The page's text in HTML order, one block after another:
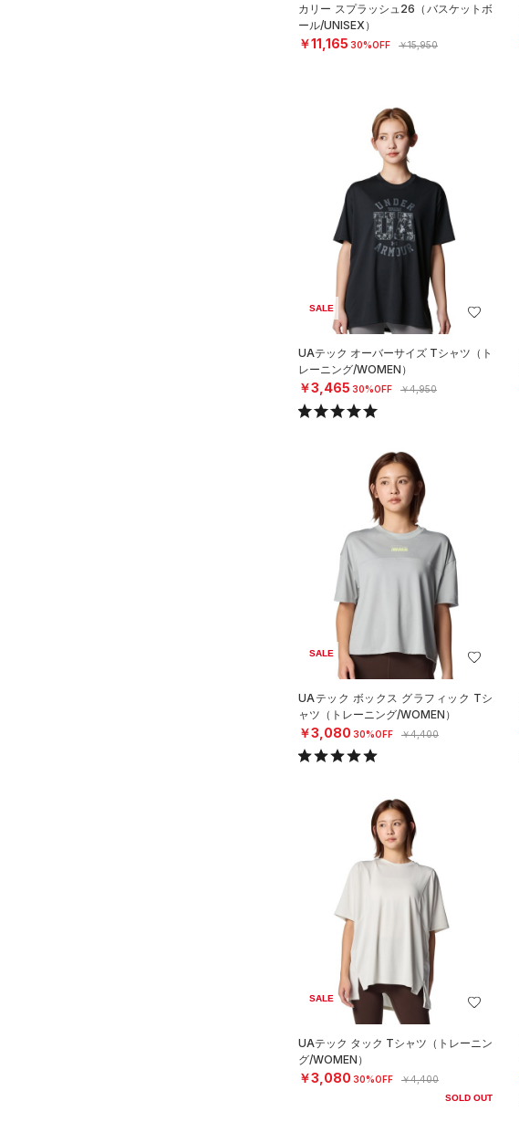
カリー スプラッシュ26（バスケットボ
ール/UNISEX）
￥11,165 30%OFF ￥15,950
SALE
UAテック オーバーサイズ Tシャツ（ト
レーニング/WOMEN）
￥3,465 30%OFF ￥4,950
SALE
UAテック ボックス グラフィック Tシ
ャツ（トレーニング/WOMEN）
￥3,080 30%OFF ￥4,400
SALE
UAテック タック Tシャツ（トレーニン
グ/WOMEN）
￥3,080 30%OFF ￥4,400
SOLD OUT